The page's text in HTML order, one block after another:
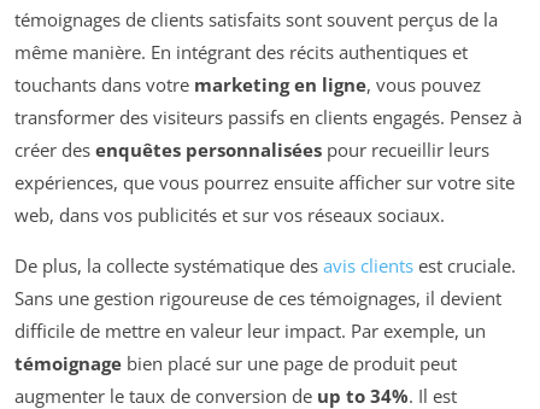
témoignages de clients satisfaits sont souvent perçus de la
même manière. En intégrant des récits authentiques et
touchants dans votre marketing en ligne, vous pouvez
transformer des visiteurs passifs en clients engagés. Pensez à
créer des enquêtes personnalisées pour recueillir leurs
expériences, que vous pourrez ensuite afficher sur votre site
web, dans vos publicités et sur vos réseaux sociaux.
De plus, la collecte systématique des avis clients est cruciale.
Sans une gestion rigoureuse de ces témoignages, il devient
difficile de mettre en valeur leur impact. Par exemple, un
témoignage bien placé sur une page de produit peut
augmenter le taux de conversion de up to 34%. Il est